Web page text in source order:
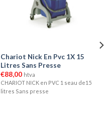
Chariot Nick En Pvc 1X 15
Litres Sans Presse
€88,00 htva
CHARIOT NICK en PVC 1 seau de15
litres Sans presse